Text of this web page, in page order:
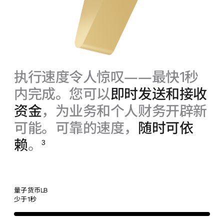
执行速度令人惊叹——最快1秒
内完成。您可以即时发送和接收
资金，为业务和个人财务开辟新
可能。可靠的速度，
随时可依
赖。3
量子货币LB
少于1秒